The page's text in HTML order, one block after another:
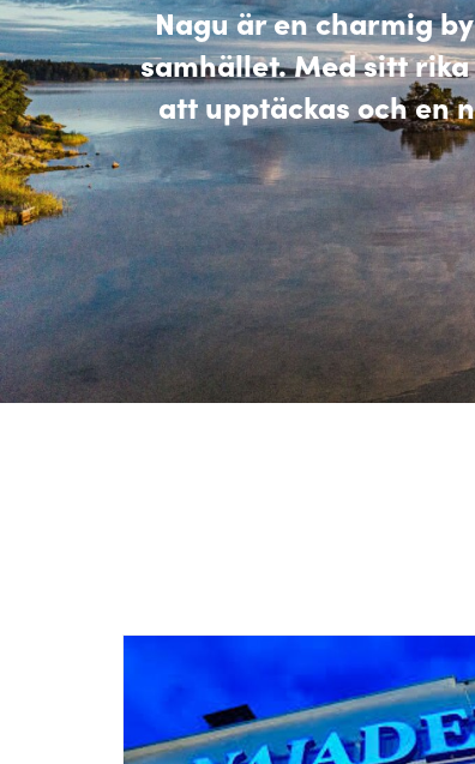
Nagu är en charmig
samhället. Med sitt
att upptäckas och en